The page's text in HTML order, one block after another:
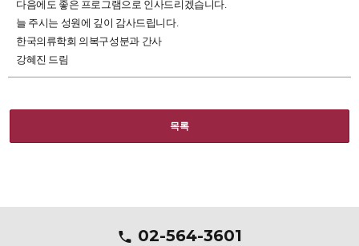
다음에도 좋은 프로그램으로 인사드리겠습니다.
늘 주시는 성원에 깊이 감사드립니다.
한국의류학회 의복구성분과 간사
강혜진 드림
목록
02-564-3601